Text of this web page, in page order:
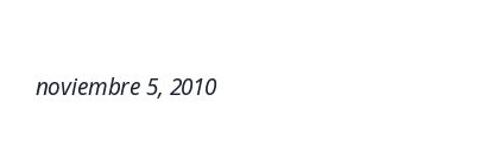
noviembre 5, 2010